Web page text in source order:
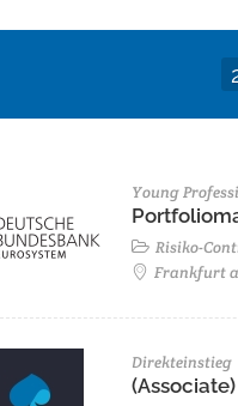
Young
Risiko-
Frankfurt
Direkteinstieg